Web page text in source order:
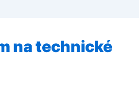
na technické